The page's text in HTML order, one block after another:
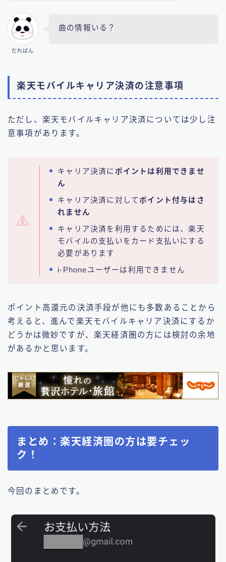
だれぱん
曲の情報いる？
楽天モバイルキャリア決済の注意事項
ただし、楽天モバイルキャリア決済については少し注
意事項があります。
キャリア決済に ポイントは利用できませ
ん
キャリア決済に対してポイント付与はさ
れません
キャリア決済を利用するためには、楽天
モバイルの支払いをカード支払いにする
必要があります
i-Phoneユーザーは利用できません
ポイント高還元の決済手段が他にも多数あることから
考えると、進んで楽天モバイルキャリア決済にするか
どうかは微妙ですが、楽天経済圏の方には検討の余地
があるかと思います。
まとめ：楽天経済圏の方は要チェッ
ク！
今回のまとめです。